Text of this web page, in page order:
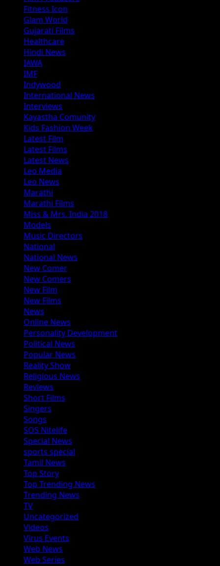
Fitness Icon
Glam World
Gujarati Films
Healthcare
Hindi News
IAWA
IMF
Indywood
International News
Interviews
Kayastha Comunity
Kids Fashion Week
Latest Film
Latest Films
Latest News
Leo Media
Leo News
Marathi
Marathi Films
Miss & Mrs. India 2018
Models
Music Directors
National
National News
New Comer
New Comers
New Film
New Films
News
Online News
Personality Development
Political News
Popular News
Reality Show
Religious News
Reviews
Short Films
Singers
Songs
SOS Nitelife
Special News
sports special
Tamil News
Top Story
Top Trending News
Trending News
TV
Uncategorized
Videos
Virus Events
Web News
Web Series